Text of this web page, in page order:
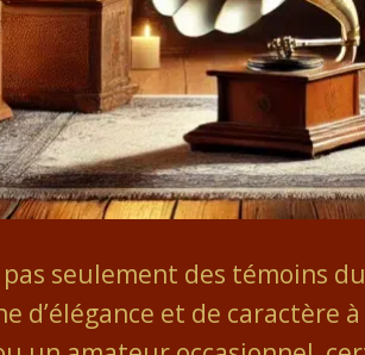
seulement des témoins
d’élégance et de caractère